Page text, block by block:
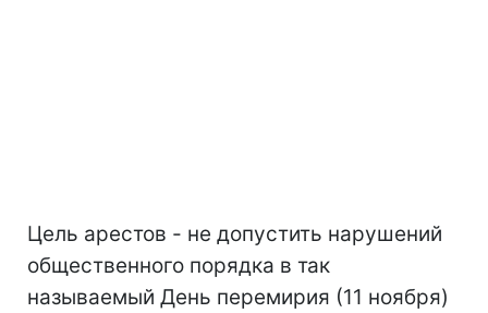
Цель арестов - не допустить нарушений
общественного порядка в так
называемый День перемирия (11 ноября)